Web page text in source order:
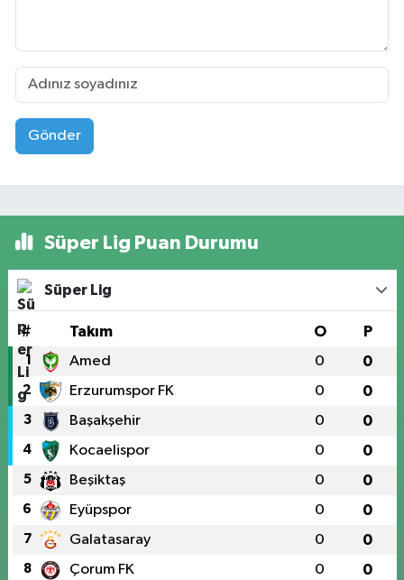
Gönder
Süper Lig Puan Durumu
Süper Lig
# Takım O P
1 Amed 0 0
2 Erzurumspor FK 0 0
3 Başakşehir 0 0
4 Kocaelispor 0 0
5 Beşiktaş 0 0
6 Eyüpspor 0 0
7 Galatasaray 0 0
8 Çorum FK 0 0